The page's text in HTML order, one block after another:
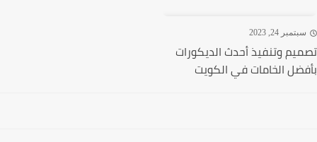
24, 2023
وتنفيذ أحدث الديكورات
الخامات في الكويت